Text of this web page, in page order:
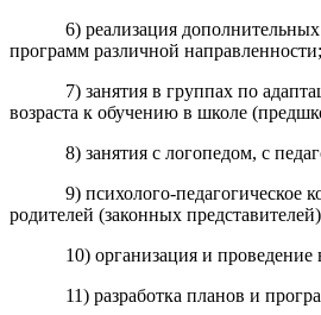
6) реализация
программ различной направленности;
7) занятия в группах по
возраста к обучению в школе
8) занятия с логопедом, с
9) психолого-педагогическое
родителей (законных
10) организация и проведение
11) разработка планов и